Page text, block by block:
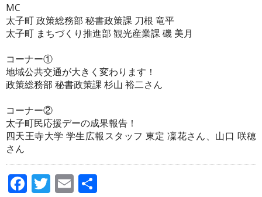
MC
太子町 政策総務部 秘書政策課 刀根 竜平
太子町 まちづくり推進部 観光産業課 磯 美月
コーナー①
地域公共交通が大きく変わります！
政策総務部 秘書政策課 杉山 裕二さん
コーナー②
太子町民応援デーの成果報告！
四天王寺大学 学生広報スタッフ 東定 凜花さん、山口 咲穂
さん
Facebook
Twitter
Email